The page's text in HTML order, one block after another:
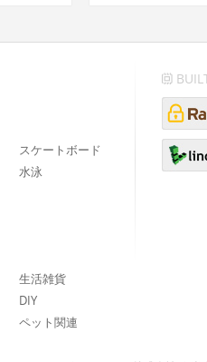
スケートボード
水泳
生活雑貨
DIY
ペット関連